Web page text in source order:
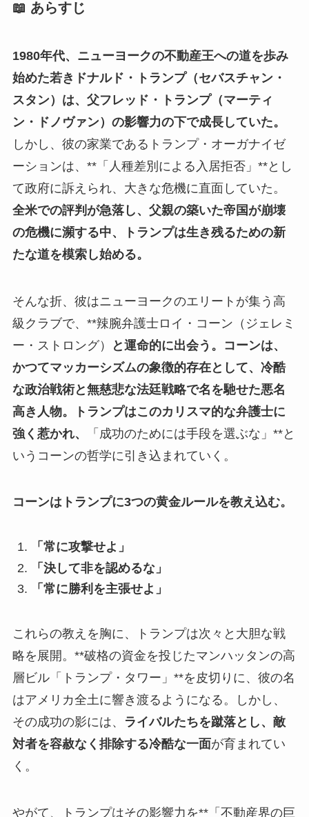
📖 あらすじ
1980年代、ニューヨークの不動産王への道を歩み
始めた若きドナルド・トランプ（セバスチャン・
スタン）は、父フレッド・トランプ（マーティ
ン・ドノヴァン）の影響力の下で成長していた。
しかし、彼の家業であるトランプ・オーガナイゼ
ーションは、**「人種差別による入居拒否」**とし
て政府に訴えられ、大きな危機に直面していた。
全米での評判が急落し、父親の築いた帝国が崩壊
の危機に瀕する中、トランプは生き残るための新
たな道を模索し始める。
そんな折、彼はニューヨークのエリートが集う高
級クラブで、**辣腕弁護士ロイ・コーン（ジェレミ
ー・ストロング）
と運命的に出会う。コーンは、
かつてマッカーシズムの象徴的存在として、冷酷
な政治戦術と無慈悲な法廷戦略で名を馳せた悪名
高き人物。トランプはこのカリスマ的な弁護士に
強く惹かれ、
「成功のためには手段を選ぶな」**と
いうコーンの哲学に引き込まれていく。
コーンはトランプに3つの黄金ルールを教え込む。
「常に攻撃せよ」
「決して非を認めるな」
「常に勝利を主張せよ」
これらの教えを胸に、トランプは次々と大胆な戦
略を展開。**破格の資金を投じたマンハッタンの高
層ビル「トランプ・タワー」**を皮切りに、彼の名
はアメリカ全土に響き渡るようになる。しかし、
その成功の影には、
ライバルたちを蹴落とし、敵
対者を容赦なく排除する冷酷な一面が育まれてい
く。
やがて、トランプはその影響力を**「不動産界の巨